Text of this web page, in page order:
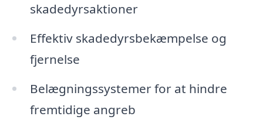
skadedyrsaktioner
Effektiv skadedyrsbekæmpelse og
fjernelse
Belægningssystemer for at hindre
fremtidige angreb